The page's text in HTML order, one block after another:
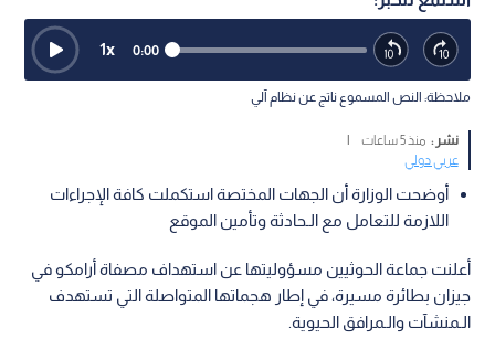
0:00
1x
ملاحظة: النص المسموع ناتج عن نظام آلي
نشر : منذ 5 ساعات
عربي دولي
أوضحت الوزارة أن الجهات المختصة استكملت كافة الإجراءات
اللازمة للتعامل مع الـحادثة وتأمين الموقع
أعلنت جماعة الحوثيين مسؤوليتها عن استهداف مصفاة أرامكو في
جيزان بطائرة مسيرة، في إطار هجماتها المتواصلة التي تستهدف
الـمنشآت والـمرافق الحيوية.